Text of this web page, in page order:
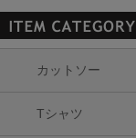
カットソー
Tシャツ